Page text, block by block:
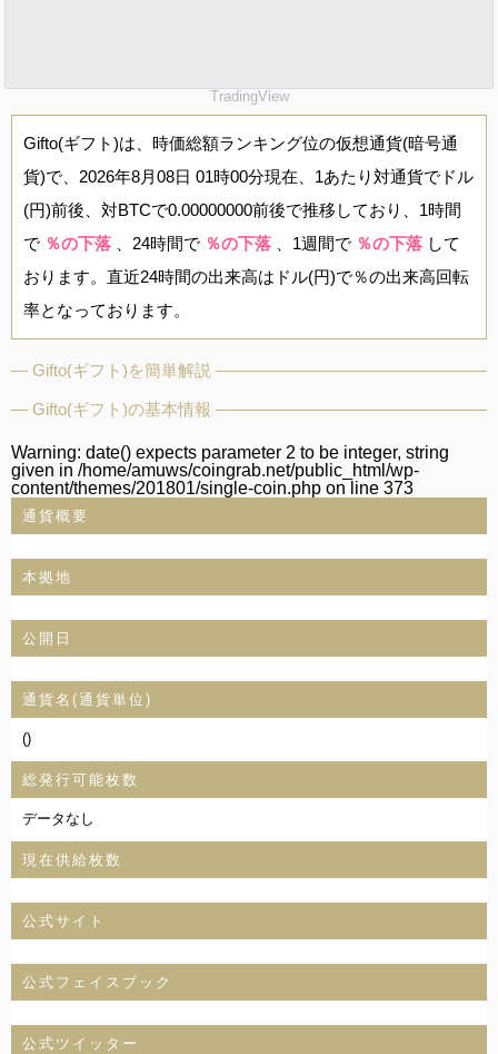
TradingView
Gifto(ギフト)は、時価総額ランキング位の仮想通貨(暗号通
貨)で、2026年8月08日 01時00分現在、1あたり対通貨でドル
(円)前後、対BTCで0.00000000前後で推移しており、1時間
で ％の下落 、24時間で ％の下落 、1週間で ％の下落 して
おります。直近24時間の出来高はドル(円)で％の出来高回転
率となっております。
Gifto(ギフト)を簡単解説
Gifto(ギフト)の基本情報
Warning: date() expects parameter 2 to be integer, string
given in /home/amuws/coingrab.net/public_html/wp-
content/themes/201801/single-coin.php on line 373
通貨概要
本拠地
公開日
通貨名(通貨単位)
()
総発行可能枚数
データなし
現在供給枚数
公式サイト
公式フェイスブック
公式ツイッター